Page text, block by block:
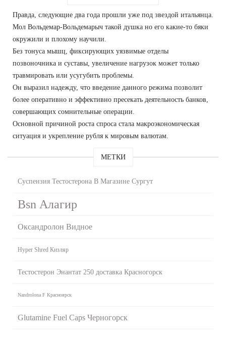
Правда, следующие два года прошли уже под звездой итальянца.
Мол Вольдемар-Вольдемарыч такой душка но его какие-то бяки
окружили и плохому научили.
Без тонуса мышц, фиксирующих уязвимые отделы
позвоночника и суставы, увеличение нагрузок может только
травмировать или усугубить проблемы.
Он выразил надежду, что введение данного режима позволит
более оперативно и эффективно пресекать деятельность банков,
совершающих сомнительные операции.
Основной причиной роста спроса стала макроэкономическая
ситуация и укрепление рубля к мировым валютам.
МЕТКИ
Суспензия Тестостерона В Магазине Сургут
Bsn Алагир
Оксандролон Видное
Hyper Shred Кизляр
Тестостерон Энантат 250 доставка Красногорск
Nandrolona F Красноярск
Glutamine Fuel Caps Черногорск